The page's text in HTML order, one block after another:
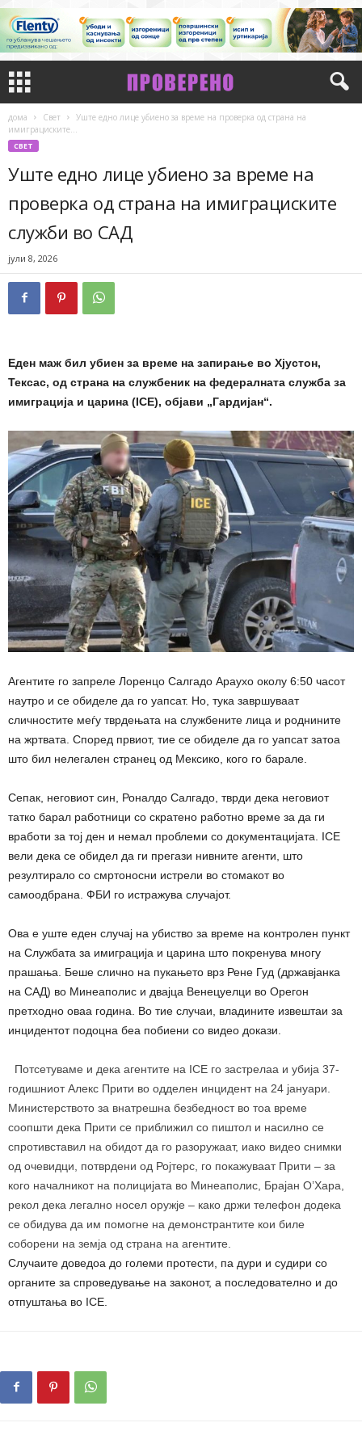
дома Свет
Уште едно лице убиено за време на проверка од страна на
имиграциските...
СВЕТ
Уште едно лице убиено за време на
проверка од страна на имиграциските
служби во САД
јули 8, 2026
Еден маж бил убиен за време на запирање во Хјустон,
Тексас, од страна на службеник на федералната служба за
имиграција и царина (ICE), објави „Гардијан“.
Агентите го запреле Лоренцо Салгадо Араухо околу 6:50 часот
наутро и се обиделе да го уапсат. Но, тука завршуваат
сличностите меѓу тврдењата на службените лица и роднините
на жртвата. Според првиот, тие се обиделе да го уапсат затоа
што бил нелегален странец од Мексико, кого го барале.
Сепак, неговиот син, Роналдо Салгадо, тврди дека неговиот
татко барал работници со скратено работно време за да ги
вработи за тој ден и немал проблеми со документацијата. ICE
вели дека се обидел да ги прегази нивните агенти, што
резултирало со смртоносни истрели во стомакот во
самоодбрана. ФБИ го истражува случајот.
Ова е уште еден случај на убиство за време на контролен пункт
на Службата за имиграција и царина што покренува многу
прашања. Беше слично на пукањето врз Рене Гуд (државјанка
на САД) во Минеаполис и двајца Венецуелци во Орегон
претходно оваа година. Во тие случаи, владините извештаи за
инцидентот подоцна беа побиени со видео докази.
Потсетуваме и дека агентите на ICE го застрелаа и убија 37-
годишниот Алекс Прити во одделен инцидент на 24 јануари.
Министерството за внатрешна безбедност во тоа време
соопшти дека Прити се приближил со пиштол и насилно се
спротивставил на обидот да го разоружаат, иако видео снимки
од очевидци, потврдени од Ројтерс, го покажуваат Прити – за
кого началникот на полицијата во Минеаполис, Брајан О’Хара,
рекол дека легално носел оружје – како држи телефон додека
се обидува да им помогне на демонстрантите кои биле
соборени на земја од страна на агентите.
Случаите доведоа до големи протести, па дури и судири со
органите за спроведување на законот, а последователно и до
отпуштања во ICE.